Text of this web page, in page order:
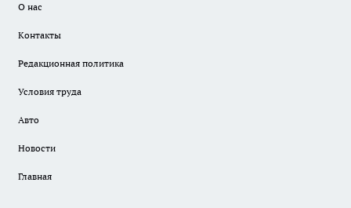
О нас
Контакты
Редакционная политика
Условия труда
Авто
Новости
Главная